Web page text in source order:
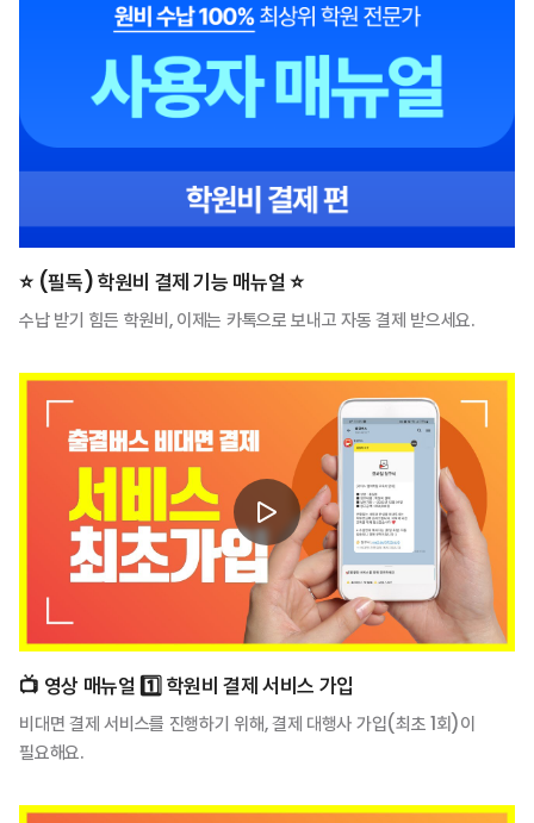
⭐️ (필독) 학원비 결제 기능 매뉴얼 ⭐️
수납 받기 힘든 학원비, 이제는 카톡으로 보내고 자동 결제 받으세요.
📺️ 영상 매뉴얼 1️⃣ 학원비 결제 서비스 가입
비대면 결제 서비스를 진행하기 위해, 결제 대행사 가입(최초 1회)이
필요해요.